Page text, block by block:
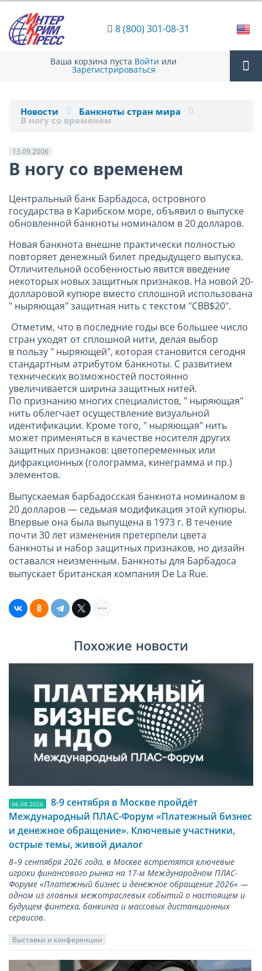
8 (800) 301-08-31
Ваша корзина пуста Войти или
Зарегистрироваться
Новости Банкноты стран мира
В ногу со временем
13.09.2006
В ногу со временем
Центральный банк Барбадоса, островного
государства в Карибском море, объявил о выпуске
обновленной банкноты номиналом в 20 долларов.
Новая банкнота внешне практически полностью
повторяет денежный билет предыдущего выпуска.
Отличительной особенностью явится введение
некоторых новых защитных признаков. На новой 20-
долларовой купюре вместо сплошной использована
" ныряющая" защитная нить с текстом "CBB$20".
Отметим, что в последние годы все большее число
стран уходят от сплошной нити, делая выбор
в пользу " ныряющей", которая становится сегодня
стандартным атрибутом банкноты. С развитием
технических возможностей постоянно
увеличивается ширина защитных нитей.
По признанию многих специалистов, " ныряющая"
нить облегчает осуществление визуальной
идентификации. Кроме того, " ныряющая" нить
может применяться в качестве носителя других
защитных признаков: цветопеременных или
дифракционных (голограмма, кинеграмма и пр.)
элементов.
Выпускаемая барбадосская банкнота номиналом в
20 долларов — седьмая модификация этой купюры.
Впервые она была выпущена в 1973 г. В течение
почти 30 лет изменения претерпели цвета
банкноты и набор защитных признаков, но дизайн
оставался неизменным. Банкноты для Барбадоса
выпускает британская компания De La Rue.
Похожие новости
06.08.2026
8-9 сентября в Москве пройдёт
Международный ПЛАС-Форум «Платежный бизнес
и денежное обращение». Ключевые участники,
острые темы, живой диалог
8–9 сентября 2026 года, в Москве встретятся ключевые
игроки финансового рынка на 17-м Международном ПЛАС-
Форуме «Платежный бизнес и денежное обращение 2026» —
одном из главных межотраслевых событий о настоящем и
будущем финтеха, банкинга и массовых дистанционных
сервисов.
Выставки и конференции